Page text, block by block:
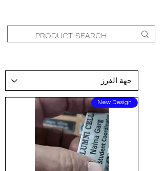
New Design